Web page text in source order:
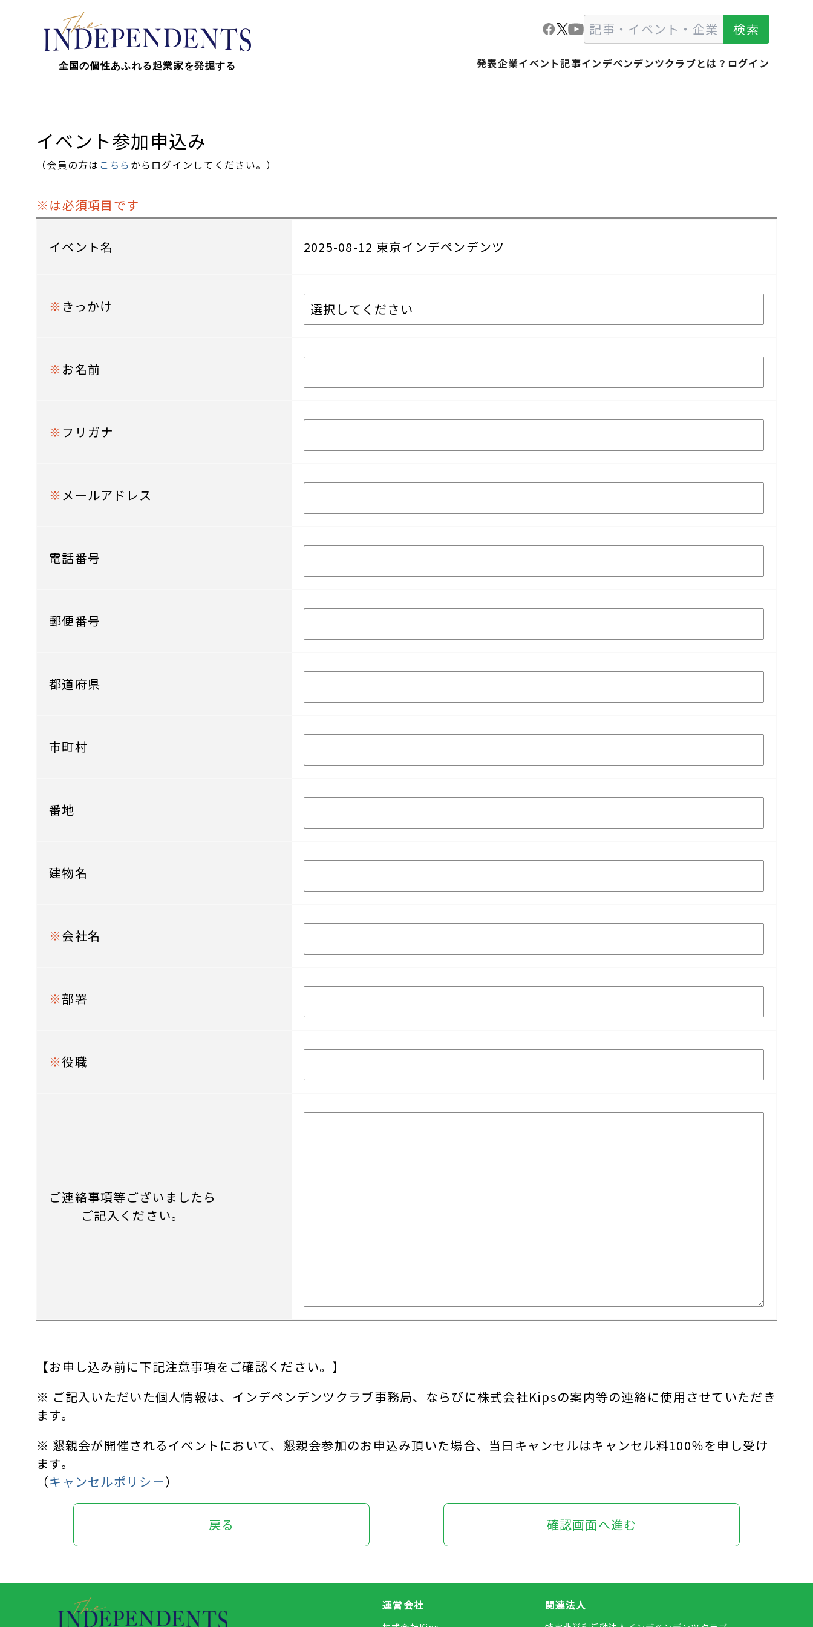
全国の個性あふれる起業家を発掘する
検索
発表企業イベント記事インデペンデンツクラブとは？ ログイン
イベント参加申込み
（会員の方は こちら からログインしてください。）
※は必須項目です
イベント名 2025-08-12 東京インデペンデンツ
※ きっかけ
※お名前
※ フリガナ
※メールアドレス
電話番号
郵便番号
都道府県
市町村
番地
建物名
※会社名
※部署
※役職
ご連絡事項等ございましたら
ご記入ください。
【お申し込み前に下記注意事項をご確認ください。】
※ ご記入いただいた個人情報は、インデペンデンツクラブ事務局、ならびに株式会社Kipsの案内等の連絡に使用させていただき
ます。
※ 懇親会が開催されるイベントにおいて、懇親会参加のお申込み頂いた場合、当日キャンセルはキャンセル料100％を申し受け
ます。
（キャンセルポリシー）
運営会社 関連法人